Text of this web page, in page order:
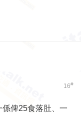
16#
俾25食落肚、一